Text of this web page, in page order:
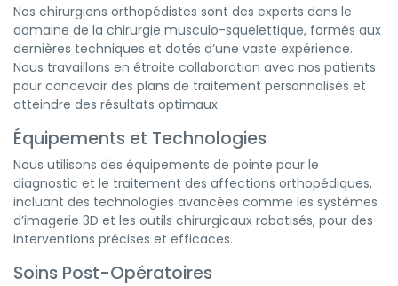
Nos chirurgiens orthopédistes sont des experts dans le
domaine de la chirurgie musculo-squelettique, formés aux
dernières techniques et dotés d’une vaste expérience.
Nous travaillons en étroite collaboration avec nos patients
pour concevoir des plans de traitement personnalisés et
atteindre des résultats optimaux.
Équipements et Technologies
Nous utilisons des équipements de pointe pour le
diagnostic et le traitement des affections orthopédiques,
incluant des technologies avancées comme les systèmes
d’imagerie 3D et les outils chirurgicaux robotisés, pour des
interventions précises et efficaces.
Soins Post-Opératoires